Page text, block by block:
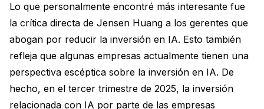
Lo que personalmente encontré más interesante fue
la crítica directa de Jensen Huang a los gerentes que
abogan por reducir la inversión en IA. Esto también
refleja que algunas empresas actualmente tienen una
perspectiva escéptica sobre la inversión en IA. De
hecho, en el tercer trimestre de 2025, la inversión
relacionada con IA por parte de las empresas